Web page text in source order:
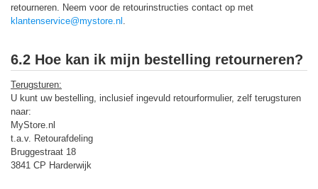
retourneren. Neem voor de retourinstructies contact op met
klantenservice@mystore.nl
6.2 Hoe kan ik mijn bestelling retourneren?
Terugsturen:
U kunt uw bestelling, inclusief ingevuld retourformulier, zelf terugsturen
naar:
MyStore.nl
t.a.v. Retourafdeling
Bruggestraat 18
3841 CP Harderwijk